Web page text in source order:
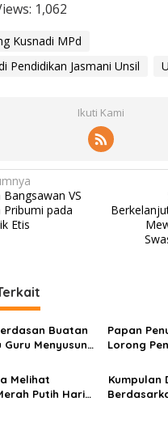
1,062
Kusnadi MPd
Pendidikan Jasmani Unsil
Ikuti Kami
Bangsawan VS
Pribumi pada
Etis
Buatan
Guru Menyusun
Papan
Lorong
Kuasanya
Melihat
Putih Hari
Kumpulan